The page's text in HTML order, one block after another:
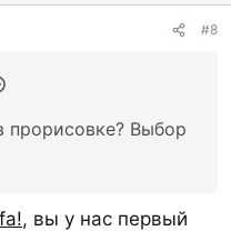
#8
Выбор
, вы у нас первый